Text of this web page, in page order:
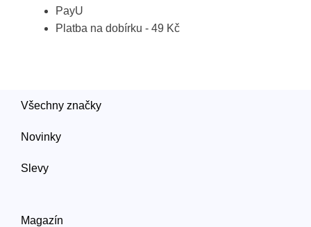
PayU
Platba na dobírku - 49 Kč
Všechny značky
Novinky
Slevy
Magazín